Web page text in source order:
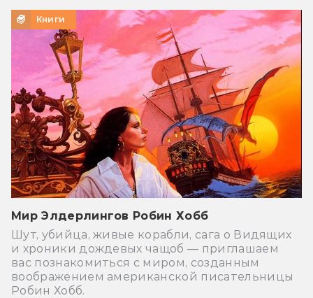
Книги
Мир Элдерлингов Робин Хобб
Шут, убийца, живые корабли, сага о Видящих
и хроники дождевых чащоб — приглашаем
вас познакомиться с миром, созданным
воображением американской писательницы
Робин Хобб.